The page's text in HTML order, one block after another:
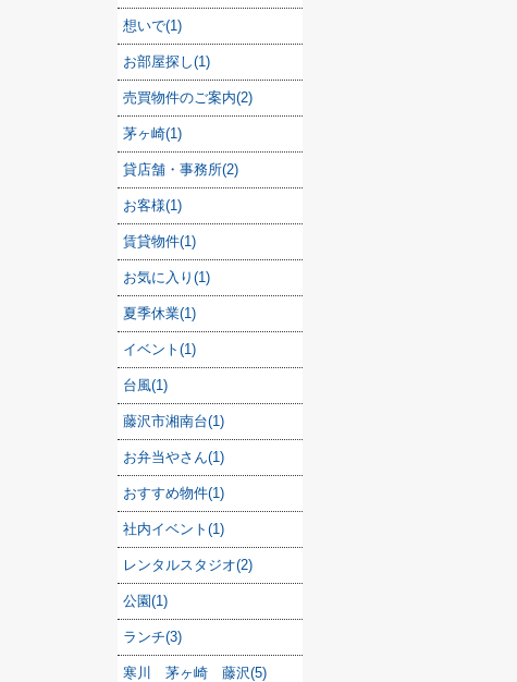
想いで(1)
お部屋探し(1)
売買物件のご案内(2)
茅ヶ崎(1)
貸店舗・事務所(2)
お客様(1)
賃貸物件(1)
お気に入り(1)
夏季休業(1)
イベント(1)
台風(1)
藤沢市湘南台(1)
お弁当やさん(1)
おすすめ物件(1)
社内イベント(1)
レンタルスタジオ(2)
公園(1)
ランチ(3)
寒川 茅ヶ崎 藤沢(5)